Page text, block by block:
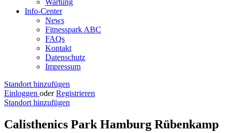
Wartung
Info-Center
News
Fitnesspark ABC
FAQs
Kontakt
Datenschutz
Impressum
Standort hinzufügen
Einloggen oder Registrieren
Standort hinzufügen
Calisthenics Park Hamburg Rübenkamp